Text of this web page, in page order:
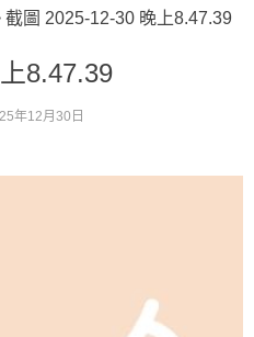
截圖 2025-12-30 晚上8.47.39
8.47.39
年12月30日